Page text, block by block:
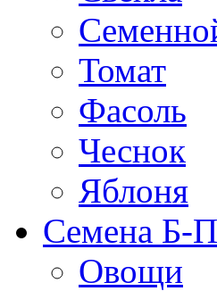
Томат
Фасоль
Чеснок
Яблоня
Семена Б-П
Овощи